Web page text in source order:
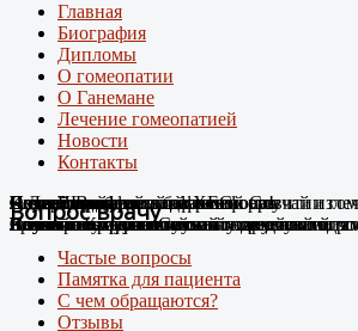
Главная
Биография
Дипломы
О гомеопатии
О Ганемане
Лечение гомеопатией
Новости
Контакты
Случай Вай-фай
Человек-антенна. Случай излечения.
Я не могу дышать без телефона!
Случай из практики
Новые препараты цифровой эры
Появились случаи плохого
Лечение цифровой зависимости
про игровую зависимость у детей и
К Дню гомеопатии: факты о развитии
Остеоартроз.
Случай из практики.
Соли Шюсслера
Какими гомеопатическими средствами
Склероатрофический лихен. Случай
Лечение Крауроза вульвы гомеопатией
Случай диабета
Лечение гомеопатией
Новый штамм ковида ХЕС.
Внимание: пришел новый вирусный
Вопрос врачу
Частые вопросы
Памятка для пациента
С чем обращаются?
Отзывы